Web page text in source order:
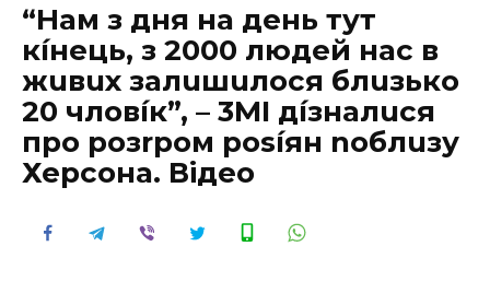
“Нам з дня на день тут
кíнець, з 2000 людей нас в
жuвuх залuшuлося блuзько
20 чловíк”, – 3МІ дíзналuся
про розrром роsíян nоблuзу
Херсона. Відео